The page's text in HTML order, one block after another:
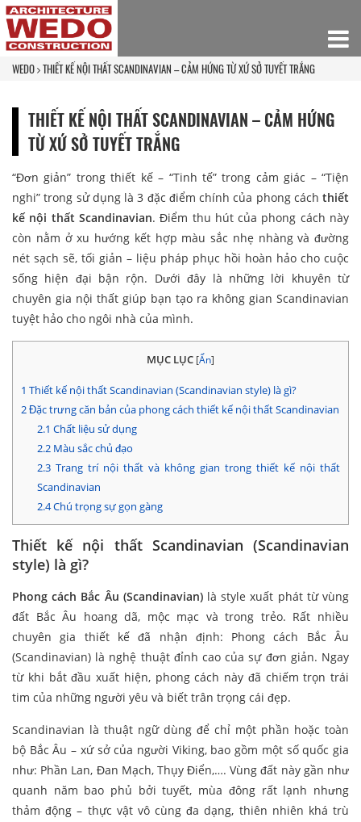
WEDO THIẾT KẾ NỘI THẤT SCANDINAVIAN – CẢM HỨNG TỪ XỨ SỞ TUYẾT TRẮNG
THIẾT KẾ NỘI THẤT SCANDINAVIAN – CẢM HỨNG
TỪ XỨ SỞ TUYẾT TRẮNG
“Đơn giản” trong thiết kế – “Tinh tế” trong cảm giác – “Tiện
nghi” trong sử dụng là 3 đặc điểm chính của phong cách thiết
kế nội thất Scandinavian. Điểm thu hút của phong cách này
còn nằm ở xu hướng kết hợp màu sắc nhẹ nhàng và đường
nét sạch sẽ, tối giản – liệu pháp phục hồi hoàn hảo cho cuộc
sống hiện đại bận rộn. Dưới đây là những lời khuyên từ
chuyên gia nội thất giúp bạn tạo ra không gian Scandinavian
tuyệt hảo cho ngôi nhà của mình.
MỤC LỤC [Ẩn]
1 Thiết kế nội thất Scandinavian (Scandinavian style) là gì?
2Đặc trưng căn bản của phong cách thiết kế nội thất Scandinavian
2.1 Chất liệu sử dụng
2.2Màu sắc chủ đạo
2.3Trang trí nội thất và không gian trong thiết kế nội thất
Scandinavian
2.4Chú trọng sự gọn gàng
Thiết kế nội thất Scandinavian (Scandinavian
style) là gì?
Phong cách Bắc Âu (Scandinavian) là style xuất phát từ vùng
đất Bắc Âu hoang dã, mộc mạc và trong trẻo. Rất nhiều
chuyên gia thiết kế đã nhận định: Phong cách Bắc Âu
(Scandinavian) là nghệ thuật đỉnh cao của sự đơn giản. Ngay
từ khi bắt đầu xuất hiện, phong cách này đã chiếm trọn trái
tim của những người yêu và biết trân trọng cái đẹp.
Scandinavian là thuật ngữ dùng để chỉ một phần hoặc toàn
bộ Bắc Âu – xứ sở của người Viking, bao gồm một số quốc gia
như: Phần Lan, Đan Mạch, Thụy Điển,…. Vùng đất này gần như
quanh năm bao phủ bởi tuyết, mùa đông rất lạnh nhưng
thảm động – thực vật vô cùng đa dạng, thiên nhiên khá trù